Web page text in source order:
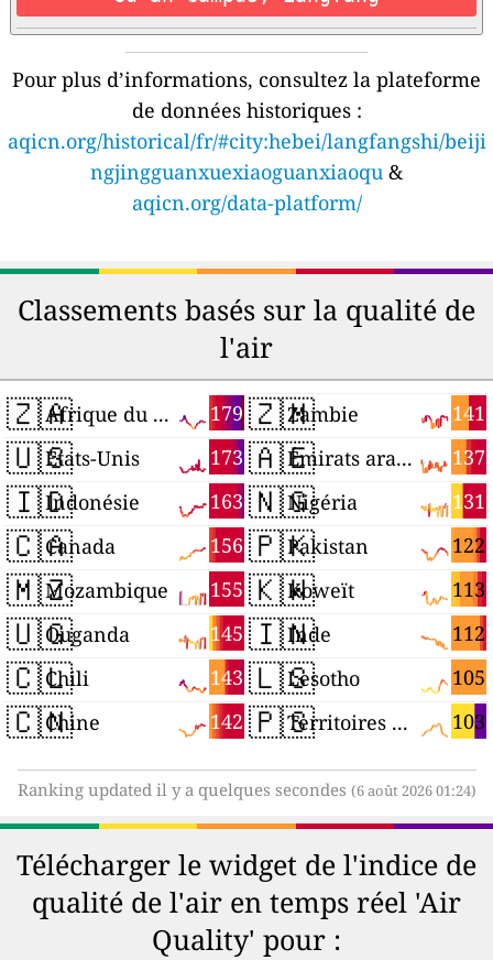
Pour plus d’informations, consultez la plateforme
de données historiques :
aqicn.org/historical/fr/#city:hebei/langfangshi/beiji
ngjingguanxuexiaoguanxiaoqu &
aqicn.org/data-platform/
Classements basés sur la qualité de
l'air
🇿🇦 179
Afrique du Sud
🇺🇸 173
États-Unis
🇮🇩 163
Indonésie
🇨🇦 156
Canada
🇲🇿 155
Mozambique
🇺🇬 145
Ouganda
🇨🇱 143
Chili
🇨🇳 142
Chine
🇿🇲 141
Zambie
🇦🇪 137
Émirats arabes unis
🇳🇬 131
Nigéria
🇵🇰 122
Pakistan
🇰🇼 113
Koweït
🇮🇳 112
Inde
🇱🇸 105
Lesotho
🇵🇸 103
Territoires palestiniens
Ranking updated il y a quelques secondes (6 août 2026 01:24)
Télécharger le widget de l'indice de
qualité de l'air en temps réel 'Air
Quality' pour :